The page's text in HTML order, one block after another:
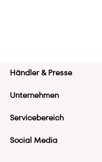
Händler & Presse
Unternehmen
Servicebereich
Social Media